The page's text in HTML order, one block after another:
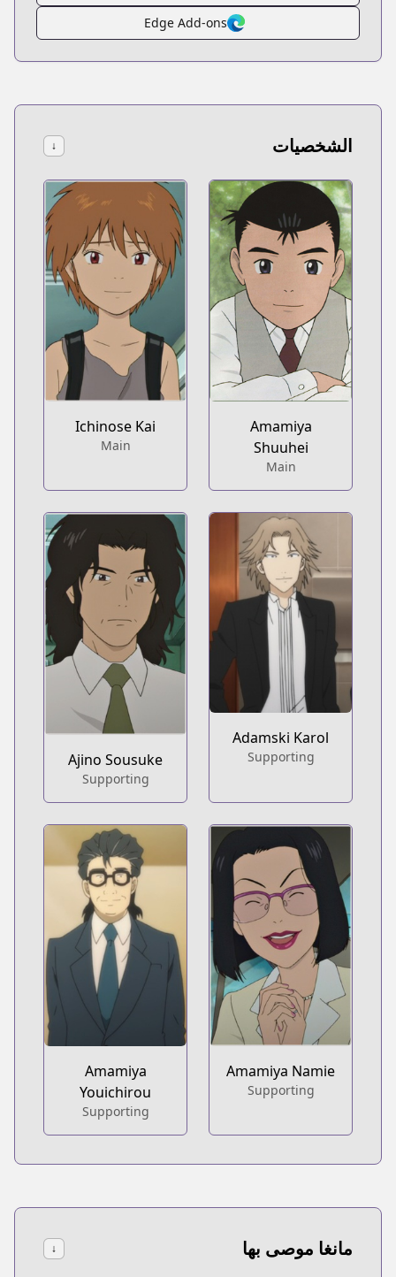
Edge Add-ons
الشخصيات ↓
Amamiya
Shuuhei
Main
Ichinose Kai
Main
Adamski Karol
Supporting
Ajino Sousuke
Supporting
Amamiya Namie
Supporting
Amamiya
Youichirou
Supporting
مانغا موصى بها ↓